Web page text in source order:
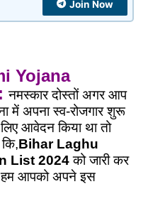
Join Now
Yojana
नमस्कार दोस्तोंअगर आप
में अपना स्व-रोजगार शुरू
आवेदन किया था तो
Bihar Laghu
List 2024को जारी कर
हम आपको अपने इस